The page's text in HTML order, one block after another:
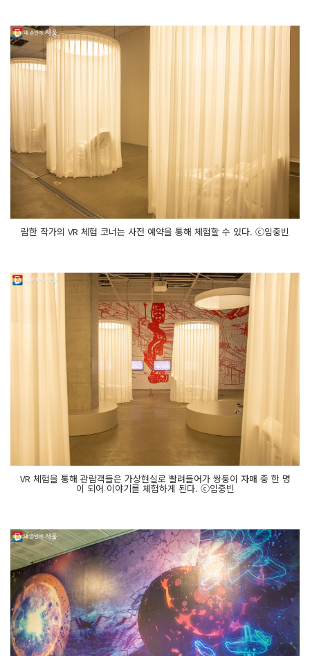
람한 작가의 VR 체험 코너는 사전 예약을 통해 체험할 수 있다. ⓒ임중빈
VR 체험을 통해 관람객들은 가상현실로 빨려들어가 쌍둥이 자매 중 한 명
이 되어 이야기를 체험하게 된다. ⓒ임중빈